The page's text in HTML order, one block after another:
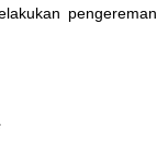
pengereman